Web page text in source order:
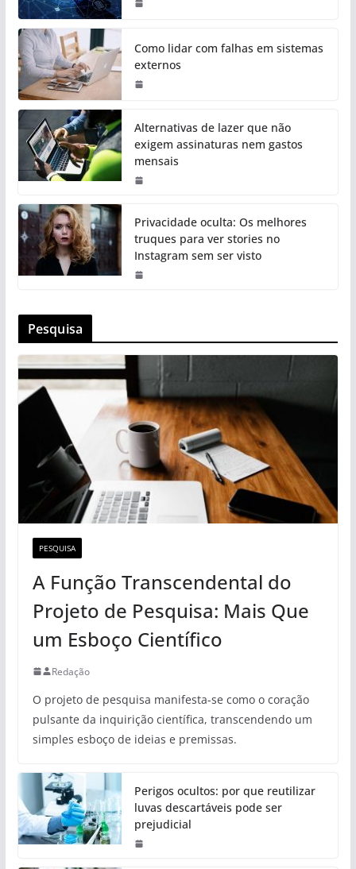
Como lidar com falhas em sistemas
externos
Alternativas de lazer que não
exigem assinaturas nem gastos
mensais
Privacidade oculta: Os melhores
truques para ver stories no
Instagram sem ser visto
Pesquisa
PESQUISA
A Função Transcendental do
Projeto de Pesquisa: Mais Que
um Esboço Científico
Redação
O projeto de pesquisa manifesta-se como o coração
pulsante da inquirição científica, transcendendo um
simples esboço de ideias e premissas.
Perigos ocultos: por que reutilizar
luvas descartáveis pode ser
prejudicial